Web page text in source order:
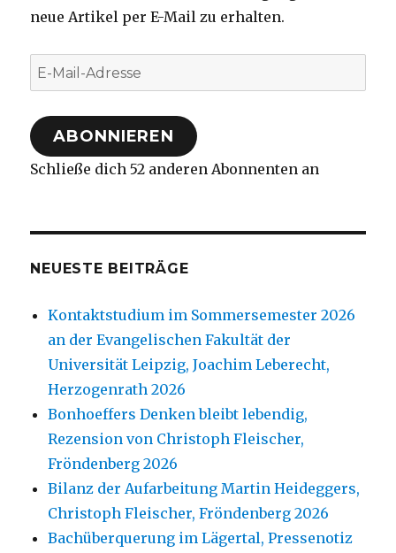
neue Artikel per E-Mail zu erhalten.
E-
Mail-
Adresse
ABONNIEREN
Schließe dich 52 anderen Abonnenten an
NEUESTE BEITRÄGE
Kontaktstudium im Sommersemester 2026
an der Evangelischen Fakultät der
Universität Leipzig, Joachim Leberecht,
Herzogenrath 2026
Bonhoeffers Denken bleibt lebendig,
Rezension von Christoph Fleischer,
Fröndenberg 2026
Bilanz der Aufarbeitung Martin Heideggers,
Christoph Fleischer, Fröndenberg 2026
Bachüberquerung im Lägertal, Pressenotiz